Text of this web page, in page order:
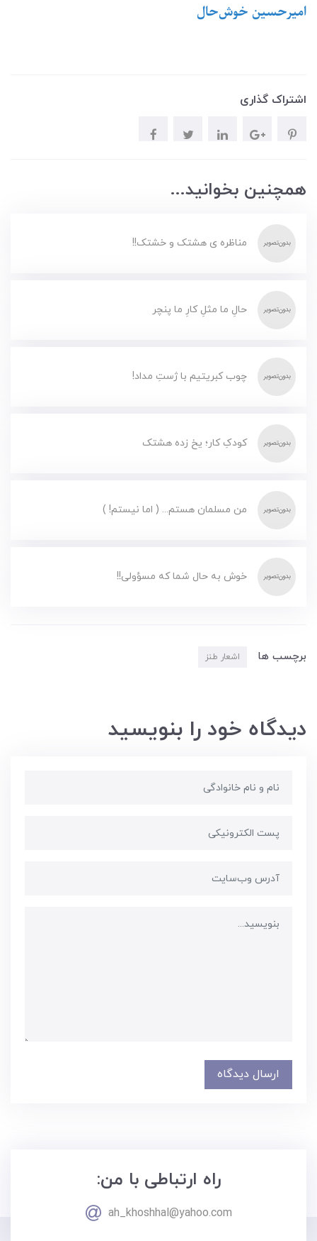
امیرحسین ‌خوش‌حال
اشتراک گذاری
همچنین بخوانید...
مناظره ی هشتک و خشتک!!
حالِ ما مثلِ کارِ ما پنچر
چوب کبریتیم با ژستِ مداد!
کودکِ کار؛ یخ زده هشتک
من مسلمان هستم... ( اما نیستم! )
خوش به حال شما که مسؤولی!!
برچسب ها اشعار طنز
دیدگاه خود را بنویسید
ارسال دیدگاه
راه ارتباطی با من:
ah_khoshhal@yahoo.com